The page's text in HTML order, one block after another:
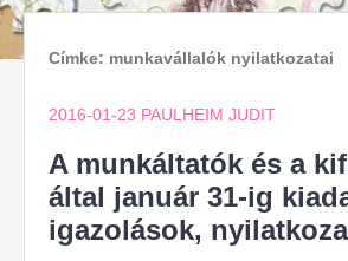
Címke: munkavállalók nyilatkozatai
2016-01-23 PAULHEIM JUDIT
A munkáltatók és a
által január 31-ig
igazolások,